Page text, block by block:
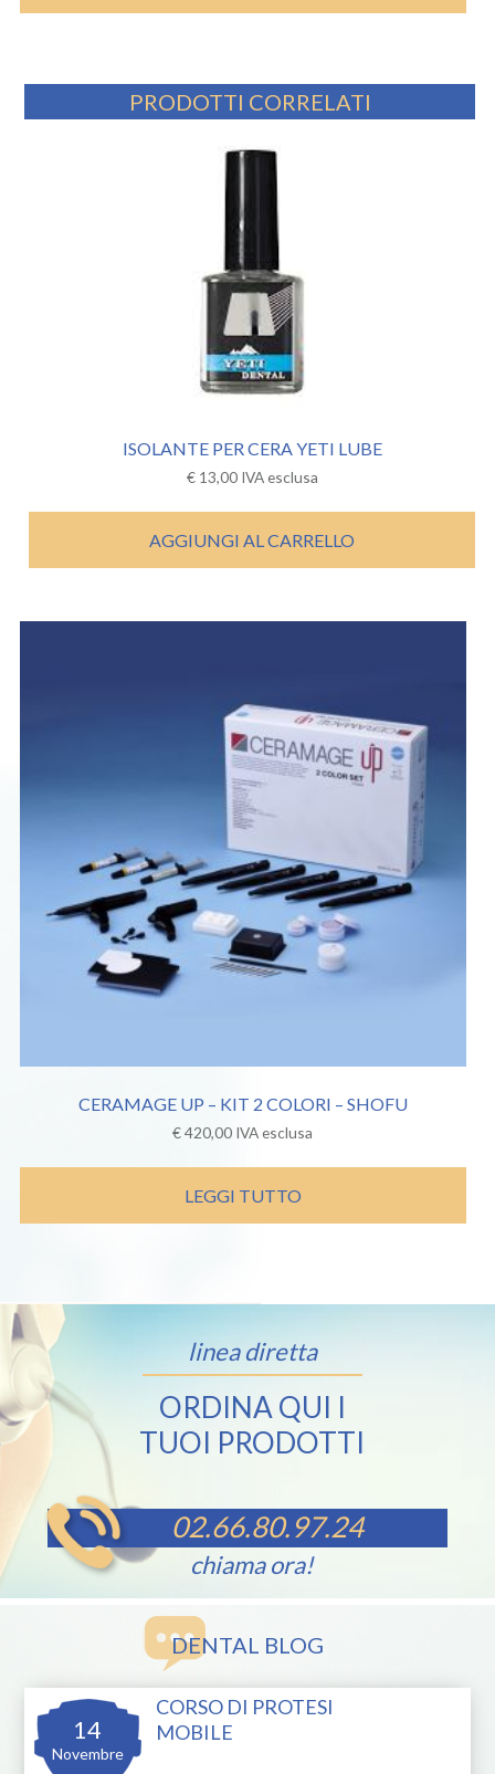
PRODOTTI CORRELATI
ISOLANTE PER CERA YETI LUBE
€13,00 IVA esclusa
AGGIUNGI AL CARRELLO
CERAMAGE UP – KIT 2 COLORI – SHOFU
€420,00 IVA esclusa
LEGGI TUTTO
linea diretta
ORDINA QUI I
TUOI PRODOTTI
02.66.80.97.24
chiama ora!
DENTAL BLOG
14
Novembre
CORSO DI PROTESI
MOBILE